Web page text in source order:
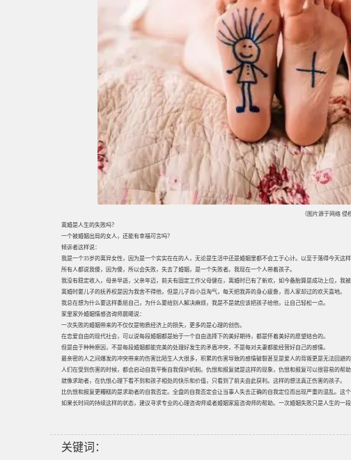
（图片源于网络 侵
离婚是人生的失败吗？
一个被婚姻出局的女人，还能有幸福可言吗？
倾诉者这样说：
我是一个35岁的离异女性，因为是一个实实在在的人，无论是生活中还是婚姻里都不会工于心计。以至于落得今天这样
所有人都说我傻，因为傻，所以会失败，失去了婚姻，是一个失败者。我现在一个人带着孩子。
我没有稳定收入，母亲早逝，父亲年迈，前夫有固定工作父母健在，离婚时已有了新欢，如今备胎算是成功上位，我被
离婚时要儿子的抚养权是因为我舍不得他，但是儿子尚小且淘气，每天把我弄的身心疲惫，而人家却过的欢天喜地。
我总在想为什么要这样委屈自己，为什么要给别人解决麻烦，我是不是就应该把孩子给他，让自己轻松一点。
家里家外婚姻情感咨询师晨曦说：
一次失败的婚姻带来的不仅仅是物质经济上的损失，更多的是心理的创伤。
在恋爱自由的现代社会，可以说每段婚姻都是始于一个自由选择下的美好期待，都是怀着美好的愿望结合的。
但是由于种种原因，不是每段婚姻都能完美的处理好发生的矛盾冲突，不是每对夫妻都能经营好自己的感情。
最亲密的人之间爆发的冲突带来的伤害比陌生人大很多，积累的伤害导致的感情破裂甚至是爱人的背叛更是无法回避的
人们在受到伤害的时候，都会启动自我平衡自我保护机制。仇恨和报复就是这样的现象，仇恨和报复可以很容易的帮
就像求助者，在仇恨心理下看不到和孩子相处的快乐和价值，只看到了前夫由此获利。这样的想法真正伤害的孩子。
比仇恨和报复更糟糕的是求助者的自我否定。全盘的自我否定会让当事人失去正确的自我定位而出现严重的混乱。这
如果长时间的持续这样的状态，建议寻求专业的心理咨询师或者婚姻家庭咨询师的帮助。一次婚姻失败只是人生的一
关键词：